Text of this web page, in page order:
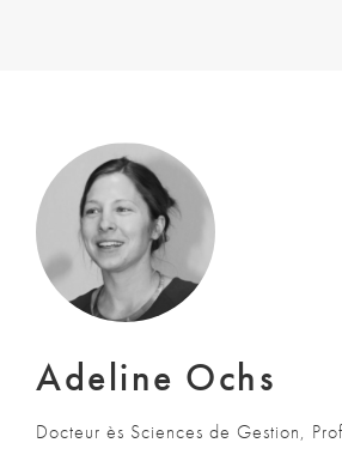
Adeline Ochs
Docteur ès Sciences de Gestion,